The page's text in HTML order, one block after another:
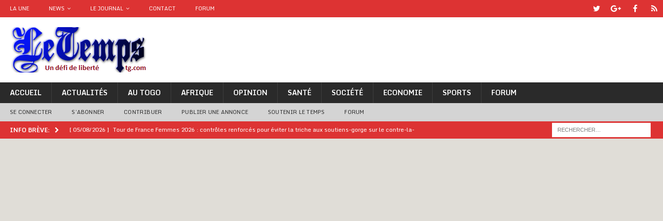
LA UNE NEWS LE JOURNAL CONTACT FORUM
ACCUEIL ACTUALITÉS AU TOGO AFRIQUE OPINION SANTÉ SOCIÉTÉ ECONOMIE SPORTS FORUM
SE CONNECTER S’ABONNER CONTRIBUER PUBLIER UNE ANNONCE SOUTENIR LE TEMPS FORUM
INFO BRÈVE: [ 05/08/2026 ] Tour de France Femmes 2026 : contrôles renforcés pour éviter la triche aux soutiens-gorge sur le contre-la-